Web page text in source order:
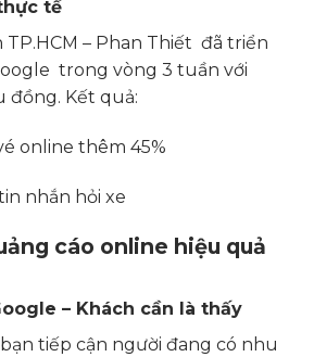
tế
– Phan Thiết đã triển
trong vòng 3 tuần với
đồng. Kết quả:
online thêm 45%
nhắn hỏi xe
cáo online hiệu quả
– Khách cần là thấy
tiếp cận người đang có nhu